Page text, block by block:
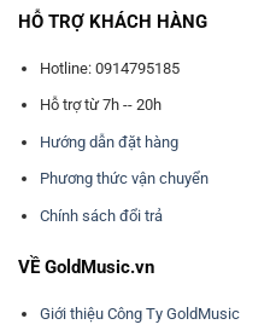
HỖ TRỢ KHÁCH HÀNG
Hotline: 0914795185
Hỗ trợ từ 7h -- 20h
Hướng dẫn đặt hàng
Phương thức vận chuyển
Chính sách đổi trả
VỀ GoldMusic.vn
Giới thiệu Công Ty GoldMusic